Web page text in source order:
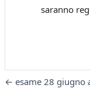
saranno
← esame 28 giugno